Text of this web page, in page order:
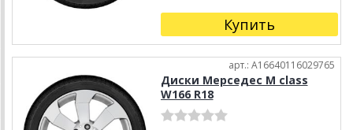
Купить
арт.: A16640116029765
Диски Мерседес M class
W166 R18